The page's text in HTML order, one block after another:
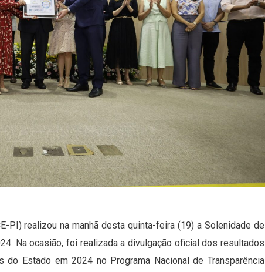
PI) realizou na manhã desta quinta-feira (19) a Solenidade de
Na ocasião, foi realizada a divulgação oficial dos resultados
Estado em 2024 no Programa Nacional de Transparência